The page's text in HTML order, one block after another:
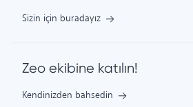
Sizin için buradayız
Zeo ekibine katılın!
Kendinizden bahsedin